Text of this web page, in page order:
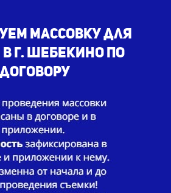
массовку для
г. Шебекино по
договору